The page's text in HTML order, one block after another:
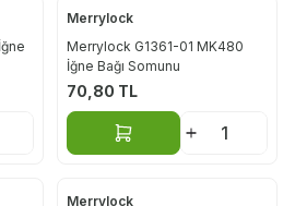
Merrylock
Merrylock G1361-01 MK480
İğne Bağı Somunu
70,80 TL
Sepete Ekle
Merrylock